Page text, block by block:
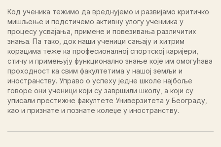
Код ученика тежимо да вреднујемо и развијамо критичко
мишљење и подстичемо активну улогу учениика у
процесу усвајања, примене и повезивања различитих
знања. Па тако, док наши ученици сањају и хитрим
корацима теже ка професионалној спортској каријери,
стичу и примењују функционално знање које им омогућава
проходност ка свим факултетима у нашој земљи и
иностранству. Управо о успеху једне школе најбоље
говоре они ученици који су завршили школу, а који су
уписали престижне факултете Универзитета у Београду,
као и признате и познате колеџе у иностранству.